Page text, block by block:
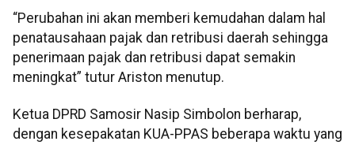
“Perubahan ini akan memberi kemudahan dalam hal
penatausahaan pajak dan retribusi daerah sehingga
penerimaan pajak dan retribusi dapat semakin
meningkat” tutur Ariston menutup.
Ketua DPRD Samosir Nasip Simbolon berharap,
dengan kesepakatan KUA-PPAS beberapa waktu yang